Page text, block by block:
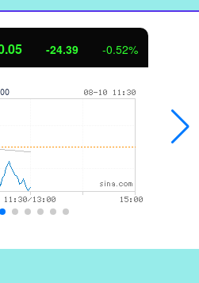
-24.39 -0.52%